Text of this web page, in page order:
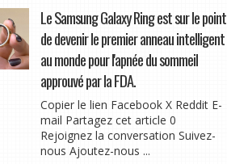
Le Samsung Galaxy Ring est sur le point
de devenir le premier anneau intelligent
au monde pour l'apnée du sommeil
approuvé par la FDA.
Copier le lien Facebook X Reddit E-
mail Partagez cet article 0
Rejoignez la conversation Suivez-
nous Ajoutez-nous ...